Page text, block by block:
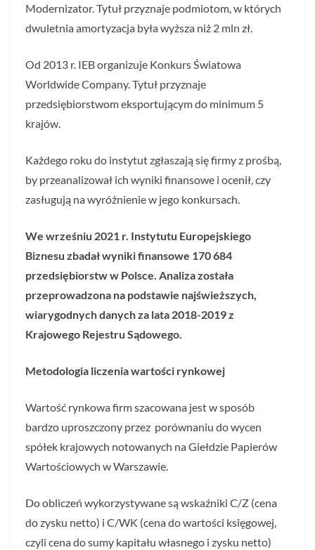
Modernizator. Tytuł przyznaje podmiotom, w których
dwuletnia amortyzacja była wyższa niż 2 mln zł.
Od 2013 r. IEB organizuje Konkurs Światowa
Worldwide Company. Tytuł przyznaje
przedsiębiorstwom eksportującym do minimum 5
krajów.
Każdego roku do instytut zgłaszają się firmy z prośbą,
by przeanalizował ich wyniki finansowe i ocenił, czy
zasługują na wyróżnienie w jego konkursach.
We wrześniu 2021 r. Instytutu Europejskiego
Biznesu zbadał wyniki finansowe 170 684
przedsiębiorstw w Polsce. Analiza została
przeprowadzona na podstawie najświeższych,
wiarygodnych danych za lata 2018-2019 z
Krajowego Rejestru Sądowego.
Metodologia liczenia wartości rynkowej
Wartość rynkowa firm szacowana jest w sposób
bardzo uproszczony przez porównaniu do wycen
spółek krajowych notowanych na Giełdzie Papierów
Wartościowych w Warszawie.
Do obliczeń wykorzystywane są wskaźniki C/Z (cena
do zysku netto) i C/WK (cena do wartości księgowej,
czyli cena do sumy kapitału własnego i zysku netto)